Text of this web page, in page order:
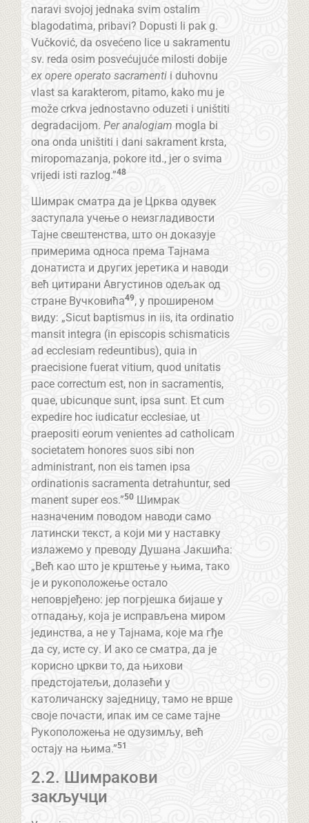
naravi svojoj jednaka svim ostalim
blagodatima, pribavi? Dopusti li pak g.
Vučković, da osvećeno lice u sakramentu
sv. reda osim posvećujuće milosti dobije
ex opere operato sacramentii duhovnu
vlast sa karakterom, pitamo, kako mu je
može crkva jednostavno oduzeti i uništiti
degradacijom. Per analogiam mogla bi
ona onda uništiti i dani sakrament krsta,
miropomazanja, pokore itd., jer o svima
vrijedi isti razlog.”48
Шимрак сматра да је Црква одувек
заступала учење о неизгладивости
Тајне свештенства, што он доказује
примерима односа према Тајнама
донатиста и других јеретика и наводи
већ цитирани Августинов одељак од
стране Вучковића49, у проширеном
виду: „Sicut baptismus in iis, ita ordinatio
mansit integra (in episcopis schismaticis
ad ecclesiam redeuntibus), quia in
praecisione fuerat vitium, quod unitatis
pace correctum est, non in sacramentis,
quae, ubicunque sunt, ipsa sunt. Et cum
expedire hoc iudicatur ecclesiae, ut
praepositi eorum venientes ad catholicam
societatem honores suos sibi non
administrant, non eis tamen ipsa
ordinationis sacramenta detrahuntur, sed
manent super eos.”50Шимрак
назначеним поводом наводи само
латински текст, а који ми у наставку
излажемо у преводу Душана Јакшића:
„Већ као што је крштење у њима, тако
је и рукоположење остало
неповрјеђено: јер погрјешка бијаше у
отпадању, која је исправљена миром
јединства, а не у Тајнама, које ма гђе
да су, исте су. И ако се сматра, да је
корисно цркви то, да њихови
предстојатељи, долазећи у
католичанску заједницу, тамо не врше
своје почасти, ипак им се саме тајне
Рукоположења не одузимљу, већ
остају на њима.”51
2.2. Шимракови
закључци